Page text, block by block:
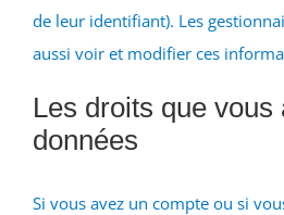
de leur identifiant). Les
aussi voir et modifier ces
Les droits que vous
données
Si vous avez un compte ou si